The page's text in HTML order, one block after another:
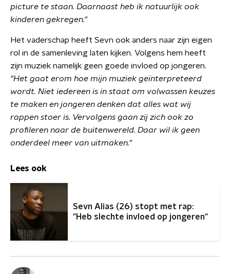
picture te staan. Daarnaast heb ik natuurlijk ook
kinderen gekregen."
Het vaderschap heeft Sevn ook anders naar zijn eigen
rol in de samenleving laten kijken. Volgens hem heeft
zijn muziek namelijk geen goede invloed op jongeren.
"Het gaat erom hoe mijn muziek geïnterpreteerd
wordt. Niet iedereen is in staat om volwassen keuzes
te maken en jongeren denken dat alles wat wij
rappen stoer is. Vervolgens gaan zij zich ook zo
profileren naar de buitenwereld. Daar wil ik geen
onderdeel meer van uitmaken."
Lees ook
Sevn Alias (26) stopt met rap:
"Heb slechte invloed op jongeren"